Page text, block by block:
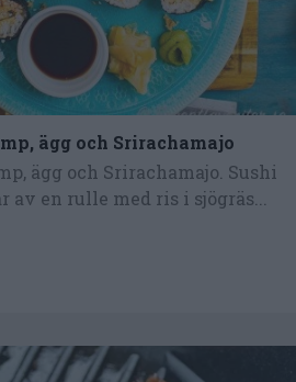
ägg och Srirachamajo
ägg och Srirachamajo. Sushi
en rulle med ris i sjögräs...